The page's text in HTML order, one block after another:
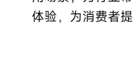
体验，为消费者